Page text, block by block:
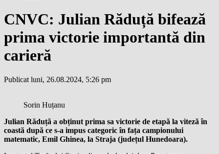
CNVC: Julian Răduță bifează
prima victorie importantă din
carieră
Publicat luni, 26.08.2024, 5:26 pm
Sorin Huțanu
Julian Răduță a obținut prima sa victorie de etapă la viteză în
coastă după ce s-a impus categoric în fața campionului
matematic, Emil Ghinea, la Straja (județul Hunedoara).